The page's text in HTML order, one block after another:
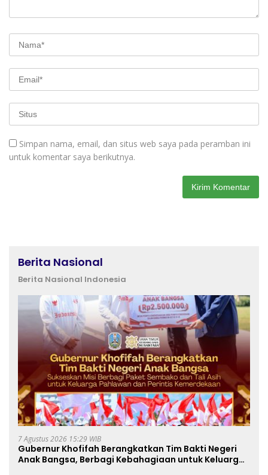
Simpan nama, email, dan situs web saya pada peramban ini
untuk komentar saya berikutnya.
Berita Nasional
Berita Nasional Indonesia
7 Agustus 2026 15:29 WIB
Gubernur Khofifah Berangkatkan Tim Bakti Negeri
Anak Bangsa, Berbagi Kebahagiaan untuk Keluarga